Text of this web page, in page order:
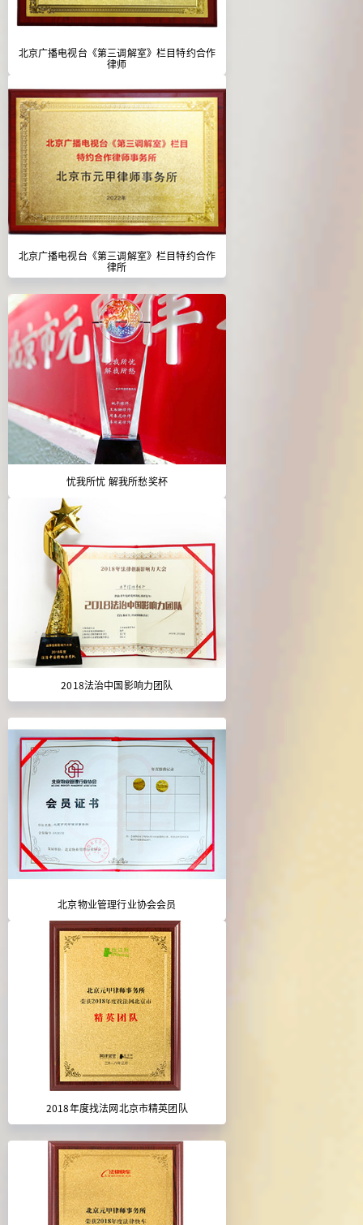
北京广播电视台《第三调解室》栏目特约合作
律师
北京广播电视台《第三调解室》栏目特约合作
律所
忧我所忧 解我所愁奖杯
2018法治中国影响力团队
北京物业管理行业协会会员
2018年度找法网北京市精英团队